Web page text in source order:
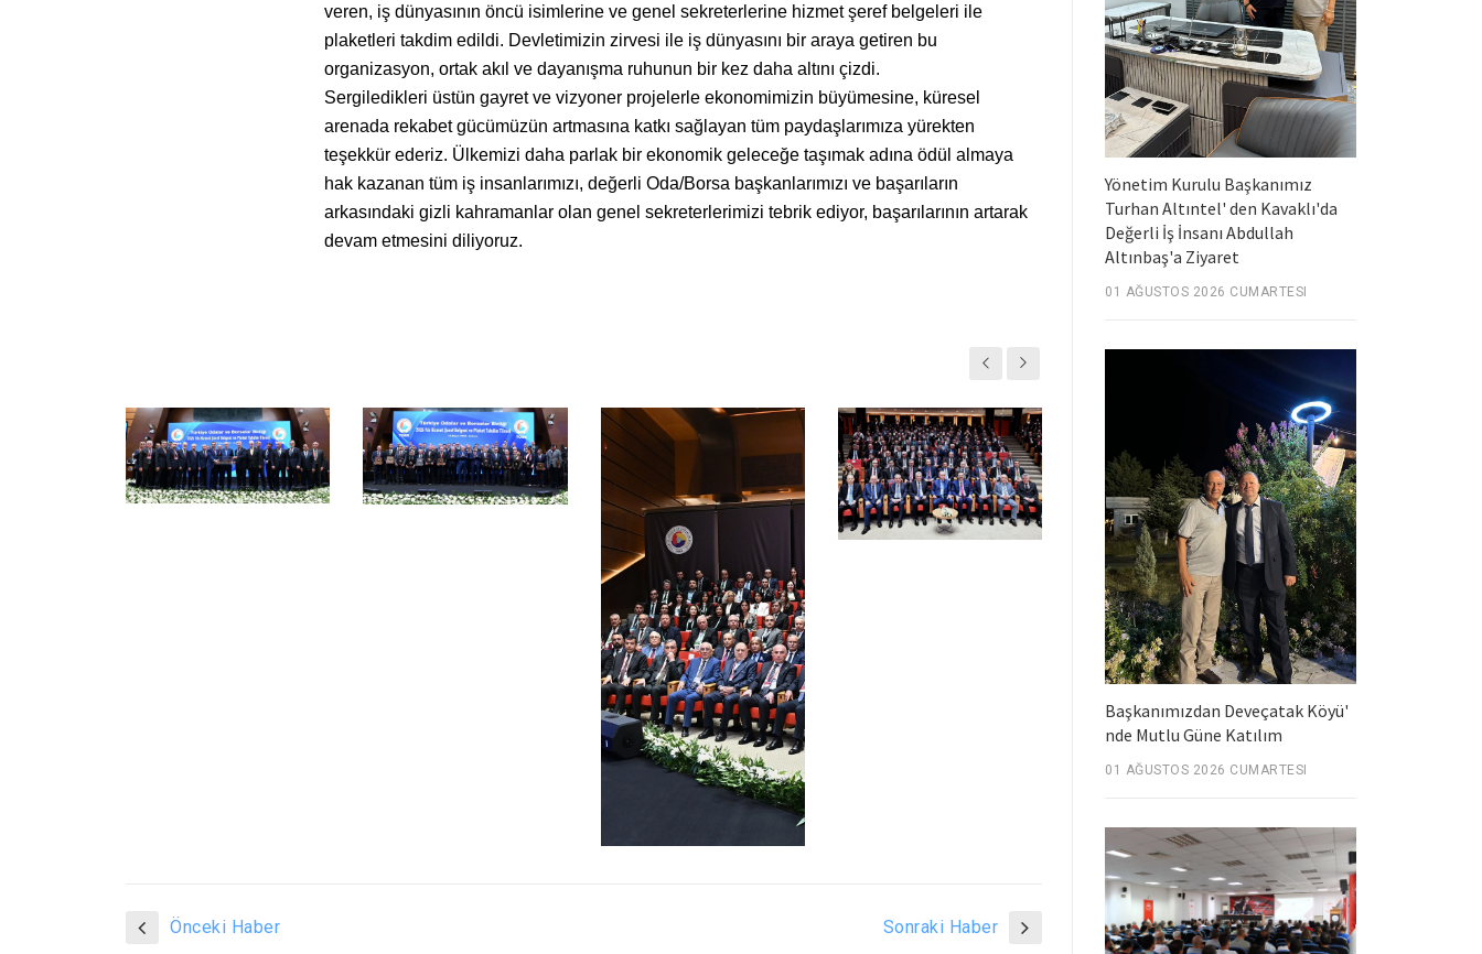
veren, iş dünyasının öncü isimlerine ve genel sekreterlerine hizmet şeref belgeleri ile
plaketleri takdim edildi. Devletimizin zirvesi ile iş dünyasını bir araya getiren bu
organizasyon, ortak akıl ve dayanışma ruhunun bir kez daha altını çizdi.
Sergiledikleri üstün gayret ve vizyoner projelerle ekonomimizin büyümesine, küresel
arenada rekabet gücümüzün artmasına katkı sağlayan tüm paydaşlarımıza yürekten
teşekkür ederiz. Ülkemizi daha parlak bir ekonomik geleceğe taşımak adına ödül almaya
hak kazanan tüm iş insanlarımızı, değerli Oda/Borsa başkanlarımızı ve başarıların
arkasındaki gizli kahramanlar olan genel sekreterlerimizi tebrik ediyor, başarılarının artarak
devam etmesini diliyoruz.
Önceki Haber Sonraki Haber
Yönetim Kurulu Başkanımız
Turhan Altıntel' den Kavaklı'da
Değerli İş İnsanı Abdullah
Altınbaş'a Ziyaret
01 AĞUSTOS 2026 CUMARTESI
Başkanımızdan Deveçatak Köyü'
nde Mutlu Güne Katılım
01 AĞUSTOS 2026 CUMARTESI